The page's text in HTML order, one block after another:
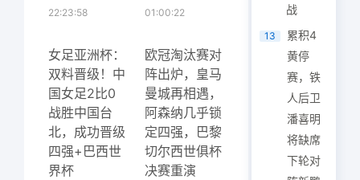
22:23:58
01:00:22
女足亚洲杯：
双料晋级！中
国女足2比0
战胜中国台
北，成功晋级
四强+巴西世
界杯
欧冠淘汰赛对
阵出炉，皇马
曼城再相遇，
阿森纳几乎锁
定四强，巴黎
切尔西世俱杯
决赛重演
战
13
累积4
黄停
赛，铁
人后卫
潘喜明
将缺席
下轮对